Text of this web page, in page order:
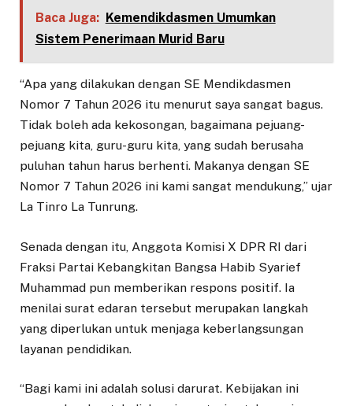
Baca Juga: Kemendikdasmen Umumkan
Sistem Penerimaan Murid Baru
“Apa yang dilakukan dengan SE Mendikdasmen
Nomor 7 Tahun 2026 itu menurut saya sangat bagus.
Tidak boleh ada kekosongan, bagaimana pejuang-
pejuang kita, guru-guru kita, yang sudah berusaha
puluhan tahun harus berhenti. Makanya dengan SE
Nomor 7 Tahun 2026 ini kami sangat mendukung,” ujar
La Tinro La Tunrung.
Senada dengan itu, Anggota Komisi X DPR RI dari
Fraksi Partai Kebangkitan Bangsa Habib Syarief
Muhammad pun memberikan respons positif. Ia
menilai surat edaran tersebut merupakan langkah
yang diperlukan untuk menjaga keberlangsungan
layanan pendidikan.
“Bagi kami ini adalah solusi darurat. Kebijakan ini